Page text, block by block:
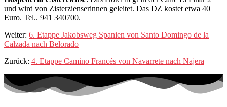
und wird von Zisterzienserinnen geleitet. Das DZ kostet etwa 40
Euro. Tel.. 941 340700.
Weiter: 6. Etappe Jakobsweg Spanien von Santo Domingo de la
Calzada nach Belorado
Zurück: 4. Etappe Camino Francés von Navarrete nach Najera